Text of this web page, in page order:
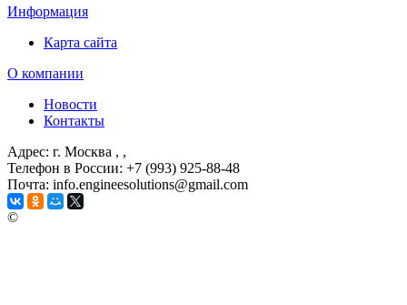
Информация
Карта сайта
О компании
Новости
Контакты
Адрес: г. Москва , ,
Телефон в России: +7 (993) 925-88-48
Почта: info.engineesolutions@gmail.com
©